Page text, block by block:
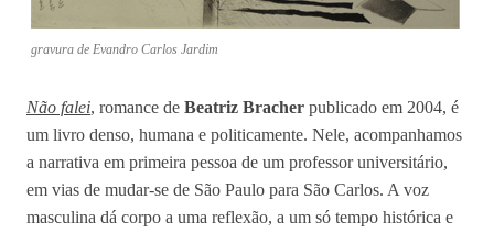
gravura de Evandro Carlos Jardim
Não falei, romance de Beatriz Bracher publicado em 2004, é
um livro denso, humana e politicamente. Nele, acompanhamos
a narrativa em primeira pessoa de um professor universitário,
em vias de mudar-se de São Paulo para São Carlos. A voz
masculina dá corpo a uma reflexão, a um só tempo histórica e